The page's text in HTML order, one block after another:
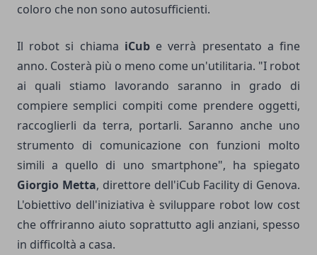
coloro che non sono autosufficienti.
Il robot si chiama iCube verrà presentato a fine
anno. Costerà più o meno come un'utilitaria. "I robot
ai quali stiamo lavorando saranno in grado di
compiere semplici compiti come prendere oggetti,
raccoglierli da terra, portarli. Saranno anche uno
strumento di comunicazione con funzioni molto
simili a quello di uno smartphone", ha spiegato
Giorgio Metta, direttore dell'iCub Facility di Genova.
L'obiettivo dell'iniziativa è sviluppare robot low cost
che offriranno aiuto soprattutto agli anziani, spesso
in difficoltà a casa.